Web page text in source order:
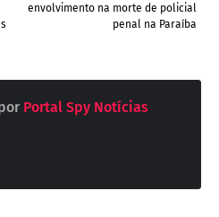
envolvimento na morte de policial
penal na Paraíba
Portal Spy Notícias